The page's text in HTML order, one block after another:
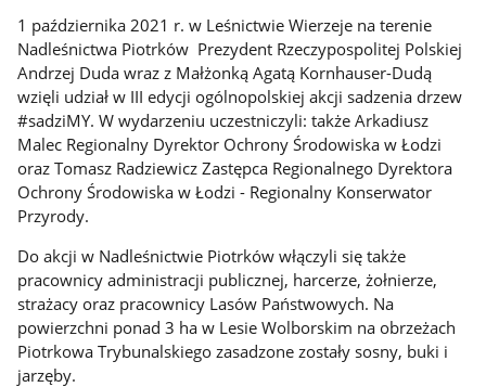
1 października 2021 r. w Leśnictwie Wierzeje na terenie
Nadleśnictwa Piotrków Prezydent Rzeczypospolitej Polskiej
Andrzej Duda wraz z Małżonką Agatą Kornhauser-Dudą
wzięli udział w III edycji ogólnopolskiej akcji sadzenia drzew
#sadziMY. W wydarzeniu uczestniczyli: także Arkadiusz
Malec Regionalny Dyrektor Ochrony Środowiska w Łodzi
oraz Tomasz Radziewicz Zastępca Regionalnego Dyrektora
Ochrony Środowiska w Łodzi - Regionalny Konserwator
Przyrody.
Do akcji w Nadleśnictwie Piotrków włączyli się także
pracownicy administracji publicznej, harcerze, żołnierze,
strażacy oraz pracownicy Lasów Państwowych. Na
powierzchni ponad 3 ha w Lesie Wolborskim na obrzeżach
Piotrkowa Trybunalskiego zasadzone zostały sosny, buki i
jarzęby.